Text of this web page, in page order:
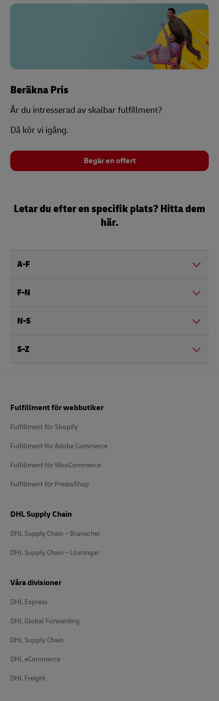
Beräkna Pris
Är du intresserad av skalbar fulfillment?
Då kör vi igång.
Begär en offert
Letar du efter en specifik plats? Hitta dem
här.
A-F
F-N
N-S
S-Z
Fulfillment för webbutiker
Fulfillment för Shopify
Fulfillment för Adobe Commerce
Fulfillment för WooCommerce
Fulfillment för PrestaShop
DHL Supply Chain
DHL Supply Chain – Branscher
DHL Supply Chain – Lösningar
Våra divisioner
DHL Express
DHL Global Forwarding
DHL Supply Chain
DHL eCommerce
DHL Freight